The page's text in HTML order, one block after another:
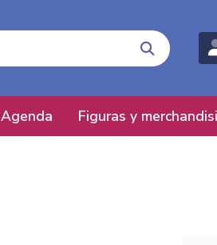
Agenda Figuras y